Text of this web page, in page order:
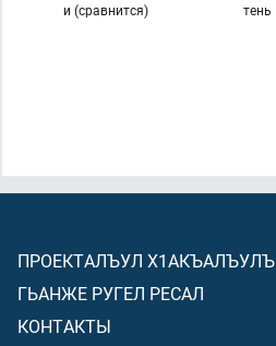
тень
и (сравнится)
ПРОЕКТАЛЪУЛ Х1АКЪАЛЪУЛЪ
ГЬАНЖЕ РУГЕЛ РЕСАЛ
КОНТАКТЫ